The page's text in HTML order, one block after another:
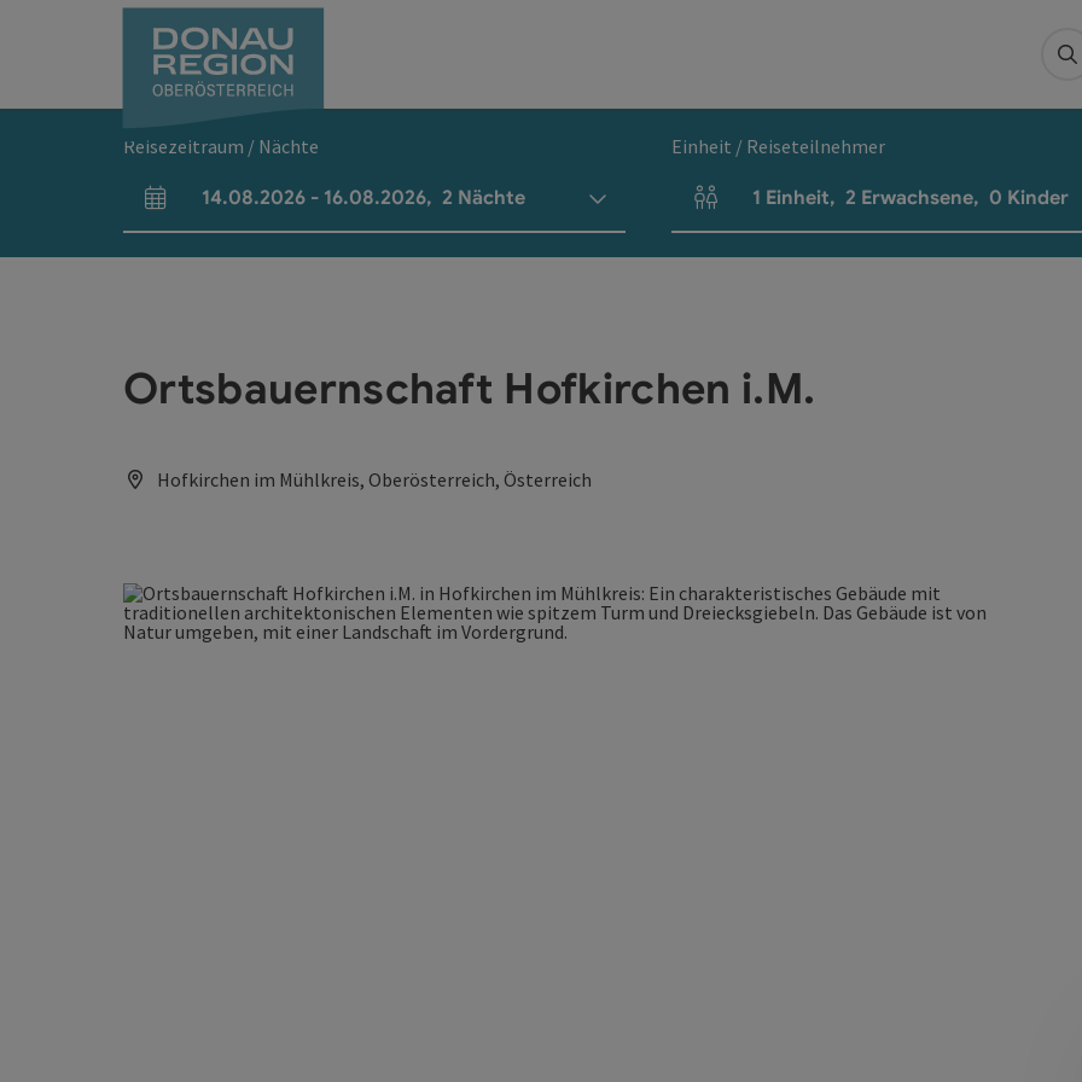
Reisezeitraum / Nächte
An- und Abreisefelder
14.08.2026 - 16.08.2026, 2 Nächte
Einheit / Reiseteilnehmer
Einheitenanzahl und Personenfelder
1 Einheit, 2 Erwachsene, 0 Kinder
Ortsbauernschaft Hofkirchen i.M.
Hofkirchen im Mühlkreis, Oberösterreich, Österreich